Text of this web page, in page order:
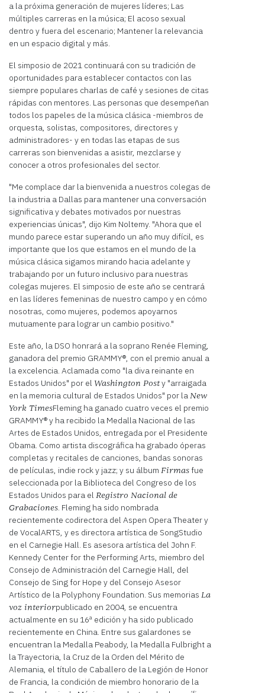
a la próxima generación de mujeres líderes; Las
múltiples carreras en la música; El acoso sexual
dentro y fuera del escenario; Mantener la relevancia
en un espacio digital y más.
El simposio de 2021 continuará con su tradición de
oportunidades para establecer contactos con las
siempre populares charlas de café y sesiones de citas
rápidas con mentores. Las personas que desempeñan
todos los papeles de la música clásica -miembros de
orquesta, solistas, compositores, directores y
administradores- y en todas las etapas de sus
carreras son bienvenidas a asistir, mezclarse y
conocer a otros profesionales del sector.
"Me complace dar la bienvenida a nuestros colegas de
la industria a Dallas para mantener una conversación
significativa y debates motivados por nuestras
experiencias únicas", dijo Kim Noltemy. "Ahora que el
mundo parece estar superando un año muy difícil, es
importante que los que estamos en el mundo de la
música clásica sigamos mirando hacia adelante y
trabajando por un futuro inclusivo para nuestras
colegas mujeres. El simposio de este año se centrará
en las líderes femeninas de nuestro campo y en cómo
nosotras, como mujeres, podemos apoyarnos
mutuamente para lograr un cambio positivo."
Este año, la DSO honrará a la soprano Renée Fleming,
ganadora del premio GRAMMY®, con el premio anual a
la excelencia. Aclamada como "la diva reinante en
Estados Unidos" por el Washington Posty "arraigada
en la memoria cultural de Estados Unidos" por laNew
York TimesFleming ha ganado cuatro veces el premio
GRAMMY® y ha recibido la Medalla Nacional de las
Artes de Estados Unidos, entregada por el Presidente
Obama. Como artista discográfica ha grabado óperas
completas y recitales de canciones, bandas sonoras
de películas, indie rock y jazz; y su álbum Firmasfue
seleccionada por la Biblioteca del Congreso de los
Estados Unidos para el Registro Nacional de
Grabaciones. Fleming ha sido nombrada
recientemente codirectora del Aspen Opera Theater y
de VocalARTS, y es directora artística de SongStudio
en el Carnegie Hall. Es asesora artística del John F.
Kennedy Center for the Performing Arts, miembro del
Consejo de Administración del Carnegie Hall, del
Consejo de Sing for Hope y del Consejo Asesor
Artístico de la Polyphony Foundation. Sus memorias La
voz interiorpublicado en 2004, se encuentra
actualmente en su 16ª edición y ha sido publicado
recientemente en China. Entre sus galardones se
encuentran la Medalla Peabody, la Medalla Fulbright a
la Trayectoria, la Cruz de la Orden del Mérito de
Alemania, el título de Caballero de la Legión de Honor
de Francia, la condición de miembro honorario de la